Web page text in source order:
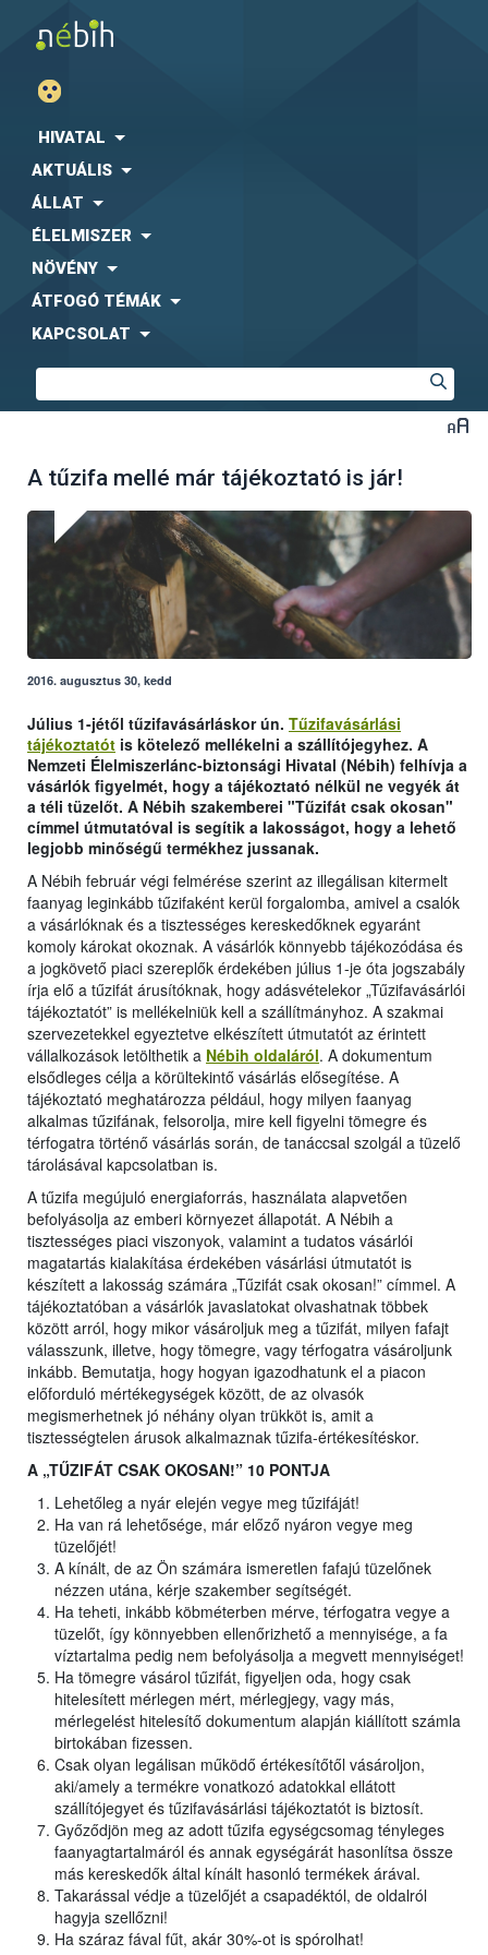
HIVATAL
AKTUÁLIS
ÁLLAT
ÉLELMISZER
NÖVÉNY
ÁTFOGÓ TÉMÁK
KAPCSOLAT
A tűzifa mellé már tájékoztató is jár!
2016. augusztus 30, kedd
Július 1-jétől tűzifavásárláskor ún. Tűzifavásárlási
tájékoztatót is kötelező mellékelni a szállítójegyhez. A
Nemzeti Élelmiszerlánc-biztonsági Hivatal (Nébih) felhívja a
vásárlók figyelmét, hogy a tájékoztató nélkül ne vegyék át
a téli tüzelőt. A Nébih szakemberei "Tűzifát csak okosan"
címmel útmutatóval is segítik a lakosságot, hogy a lehető
legjobb minőségű termékhez jussanak.
A Nébih február végi felmérése szerint az illegálisan kitermelt
faanyag leginkább tűzifaként kerül forgalomba, amivel a csalók
a vásárlóknak és a tisztességes kereskedőknek egyaránt
komoly károkat okoznak. A vásárlók könnyebb tájékozódása és
a jogkövető piaci szereplők érdekében július 1-je óta jogszabály
írja elő a tűzifát árusítóknak, hogy adásvételekor „Tűzifavásárlói
tájékoztatót” is mellékelniük kell a szállítmányhoz. A szakmai
szervezetekkel egyeztetve elkészített útmutatót az érintett
vállalkozások letölthetik a Nébih oldaláról. A dokumentum
elsődleges célja a körültekintő vásárlás elősegítése. A
tájékoztató meghatározza például, hogy milyen faanyag
alkalmas tűzifának, felsorolja, mire kell figyelni tömegre és
térfogatra történő vásárlás során, de tanáccsal szolgál a tüzelő
tárolásával kapcsolatban is.
A tűzifa megújuló energiaforrás, használata alapvetően
befolyásolja az emberi környezet állapotát. A Nébih a
tisztességes piaci viszonyok, valamint a tudatos vásárlói
magatartás kialakítása érdekében vásárlási útmutatót is
készített a lakosság számára „Tűzifát csak okosan!” címmel. A
tájékoztatóban a vásárlók javaslatokat olvashatnak többek
között arról, hogy mikor vásároljuk meg a tűzifát, milyen fafajt
válasszunk, illetve, hogy tömegre, vagy térfogatra vásároljunk
inkább. Bemutatja, hogy hogyan igazodhatunk el a piacon
előforduló mértékegységek között, de az olvasók
megismerhetnek jó néhány olyan trükköt is, amit a
tisztességtelen árusok alkalmaznak tűzifa-értékesítéskor.
A „TŰZIFÁT CSAK OKOSAN!” 10 PONTJA
Lehetőleg a nyár elején vegye meg tűzifáját!
Ha van rá lehetősége, már előző nyáron vegye meg
tüzelőjét!
A kínált, de az Ön számára ismeretlen fafajú tüzelőnek
nézzen utána, kérje szakember segítségét.
Ha teheti, inkább köbméterben mérve, térfogatra vegye a
tüzelőt, így könnyebben ellenőrizhető a mennyisége, a fa
víztartalma pedig nem befolyásolja a megvett mennyiséget!
Ha tömegre vásárol tűzifát, figyeljen oda, hogy csak
hitelesített mérlegen mért, mérlegjegy, vagy más,
mérlegelést hitelesítő dokumentum alapján kiállított számla
birtokában fizessen.
Csak olyan legálisan működő értékesítőtől vásároljon,
aki/amely a termékre vonatkozó adatokkal ellátott
szállítójegyet és tűzifavásárlási tájékoztatót is biztosít.
Győződjön meg az adott tűzifa egységcsomag tényleges
faanyagtartalmáról és annak egységárát hasonlítsa össze
más kereskedők által kínált hasonló termékek árával.
Takarással védje a tüzelőjét a csapadéktól, de oldalról
hagyja szellőzni!
Ha száraz fával fűt, akár 30%-ot is spórolhat!